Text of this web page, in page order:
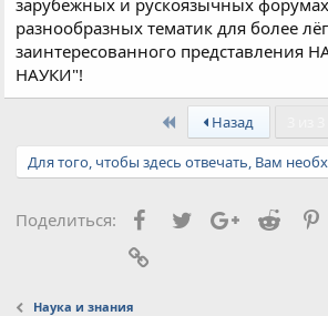
зарубежных и рускоязычных
разнообразных тематик для более
заинтересованного представления
НАУКИ"!
First Назад
Для того, чтобы здесь отвечать, Вам
Поделиться: Facebook
TwitterGoogle+
Reddit
Наука и знания